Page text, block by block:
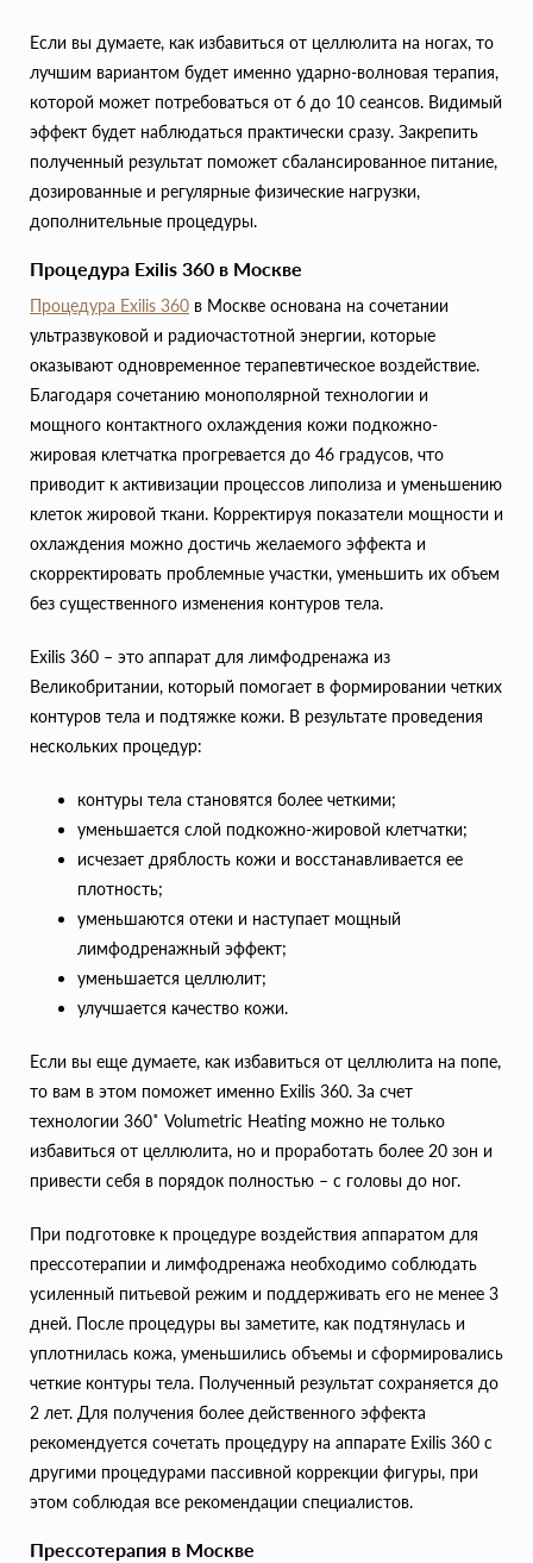
Если вы думаете, как избавиться от целлюлита на ногах, то
лучшим вариантом будет именно ударно-волновая терапия,
которой может потребоваться от 6 до 10 сеансов. Видимый
эффект будет наблюдаться практически сразу. Закрепить
полученный результат поможет сбалансированное питание,
дозированные и регулярные физические нагрузки,
дополнительные процедуры.
Процедура Exilis 360 в Москве
Процедура Exilis 360 в Москве основана на сочетании
ультразвуковой и радиочастотной энергии, которые
оказывают одновременное терапевтическое воздействие.
Благодаря сочетанию монополярной технологии и
мощного контактного охлаждения кожи подкожно-
жировая клетчатка прогревается до 46 градусов, что
приводит к активизации процессов липолиза и уменьшению
клеток жировой ткани. Корректируя показатели мощности и
охлаждения можно достичь желаемого эффекта и
скорректировать проблемные участки, уменьшить их объем
без существенного изменения контуров тела.
Exilis 360 – это аппарат для лимфодренажа из
Великобритании, который помогает в формировании четких
контуров тела и подтяжке кожи. В результате проведения
нескольких процедур:
контуры тела становятся более четкими;
уменьшается слой подкожно-жировой клетчатки;
исчезает дряблость кожи и восстанавливается ее
плотность;
уменьшаются отеки и наступает мощный
лимфодренажный эффект;
уменьшается целлюлит;
улучшается качество кожи.
Если вы еще думаете, как избавиться от целлюлита на попе,
то вам в этом поможет именно Exilis 360. За счет
технологии 360˚ Volumetric Heating можно не только
избавиться от целлюлита, но и проработать более 20 зон и
привести себя в порядок полностью – с головы до ног.
При подготовке к процедуре воздействия аппаратом для
прессотерапии и лимфодренажа необходимо соблюдать
усиленный питьевой режим и поддерживать его не менее 3
дней. После процедуры вы заметите, как подтянулась и
уплотнилась кожа, уменьшились объемы и сформировались
четкие контуры тела. Полученный результат сохраняется до
2 лет. Для получения более действенного эффекта
рекомендуется сочетать процедуру на аппарате Exilis 360 с
другими процедурами пассивной коррекции фигуры, при
этом соблюдая все рекомендации специалистов.
Прессотерапия в Москве